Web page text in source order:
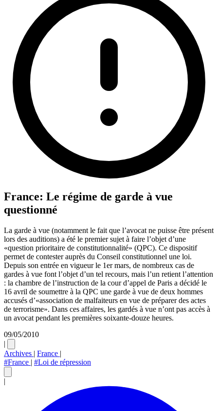
France: Le régime de garde à vue
questionné
La garde à vue (notamment le fait que l’avocat ne puisse être présent
lors des auditions) a été le premier sujet à faire l’objet d’une
«question prioritaire de constitutionnalité» (QPC). Ce dispositif
permet de contester auprès du Conseil constitutionnel une loi.
Depuis son entrée en vigueur le 1er mars, de nombreux cas de
gardes à vue font l’objet d’un tel recours, mais l’un retient l’attention
: la chambre de l’instruction de la cour d’appel de Paris a décidé le
16 avril de soumettre à la QPC une garde à vue de deux hommes
accusés d’«association de malfaiteurs en vue de préparer des actes
de terrorisme». Dans ces affaires, les gardés à vue n’ont pas accès à
un avocat pendant les premières soixante-douze heures.
09/05/2010
|
Archives | France |
#France | #Loi de répression
|